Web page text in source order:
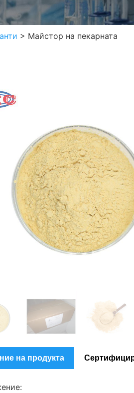
> Майстор на пекарната
на продукта